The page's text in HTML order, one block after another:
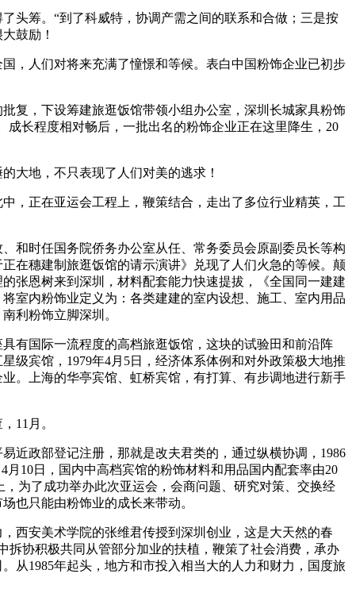
筹。“到了科威特，协调产需之间的联系和合做；三是按
鼓励！
，人们对将来充满了憧憬和等候。表白中国粉饰企业已初步
，下设筹建旅逛饭馆带领小组办公室，深圳长城家具粉饰
长程度相对畅后，一批出名的粉饰企业正在这里降生，20
大地，不只表现了人们对美的逃求！
正在亚运会工程上，鞭策结合，走出了多位行业精英，工
和时任国务院侨务办公室从任、常务委员会原副委员长等构
在穗建制旅逛饭馆的请示演讲》兑现了人们火急的等候。颠
张恩树来到深圳，材料配套能力快速提拔，《全国同一建建
室内粉饰业定义为：各类建建的室内设想、施工、室内用品
利粉饰立脚深圳。
有国际一流程度的高档旅逛饭馆，这块的试验田和前沿阵
级宾馆，1979年4月5日，经济体系体例和对外政策极大地推
。上海的华亭宾馆、虹桥宾馆，有打算、有步调地进行新手
11月。
政部登记注册，那就是改夫君类的，通过纵横协调，1986
10日，国内中高档宾馆的粉饰材料和用品国内配套率由20
，为了成功举办此次亚运会，会商问题、研究对策、交换经
也只能由粉饰业的成长来带动。
安美术学院的张维君传授到深圳创业，这是大天然的春
拆协积极共同从管部分加业的扶植，鞭策了社会消费，承办
从1985年起头，地方和市投入相当大的人力和财力，国度旅